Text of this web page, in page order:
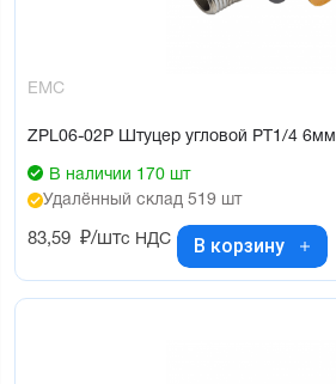
EMC
ZPL06-02P Штуцер угловой PT1/4 6мм
В наличии 170 шт
Удалённый склад 519 шт
83,59 ₽/штс НДС В корзину